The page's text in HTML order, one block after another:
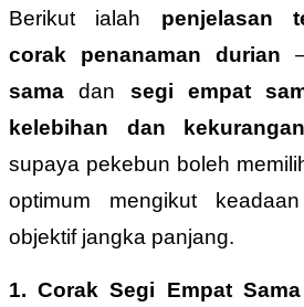
Berikut ialah penjelasan
corak penanaman durian
sama dan segi empat
kelebihan dan
supaya pekebun boleh
optimum mengikut
objektif jangka panjang.
1. Corak Segi Empat